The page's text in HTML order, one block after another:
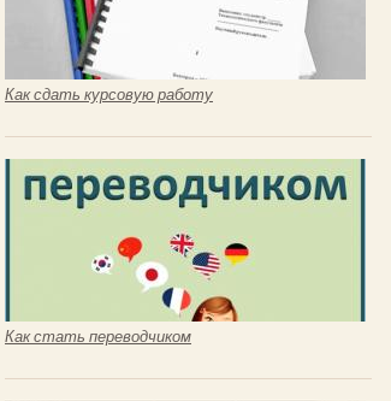
Как сдать курсовую работу
Как стать переводчиком